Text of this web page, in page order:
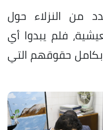
من النزلاء حول
فلم يبدوا أي
حقوقهم التي